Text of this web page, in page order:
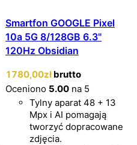
Smartfon GOOGLE Pixel
10a 5G 8/128GB 6.3"
120Hz Obsidian
1780,00zł brutto
Oceniono 5.00 na 5
Tylny aparat 48 + 13
Mpx i AI pomagają
tworzyć dopracowane
zdjęcia.